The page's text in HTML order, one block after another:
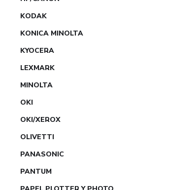
KODAK
KONICA MINOLTA
KYOCERA
LEXMARK
MINOLTA
OKI
OKI/XEROX
OLIVETTI
PANASONIC
PANTUM